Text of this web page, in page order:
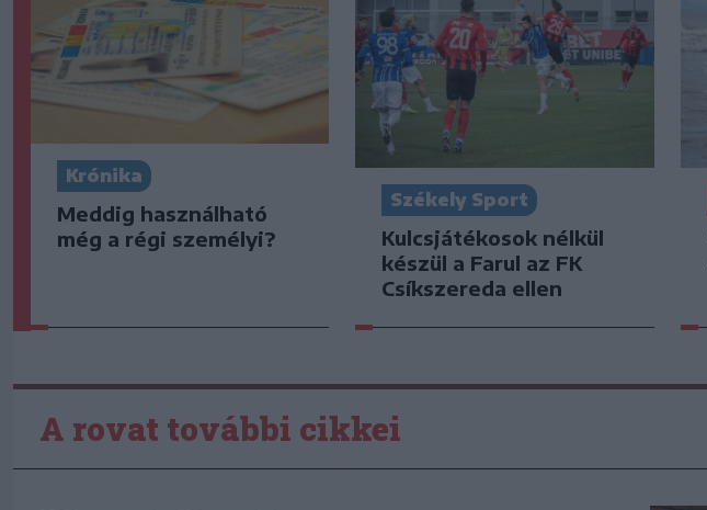
Krónika
Meddig használható
még a régi személyi?
Székely Sport
Kulcsjátékosok nélkül
készül a Farul az FK
Csíkszereda ellen
A rovat további cikkei